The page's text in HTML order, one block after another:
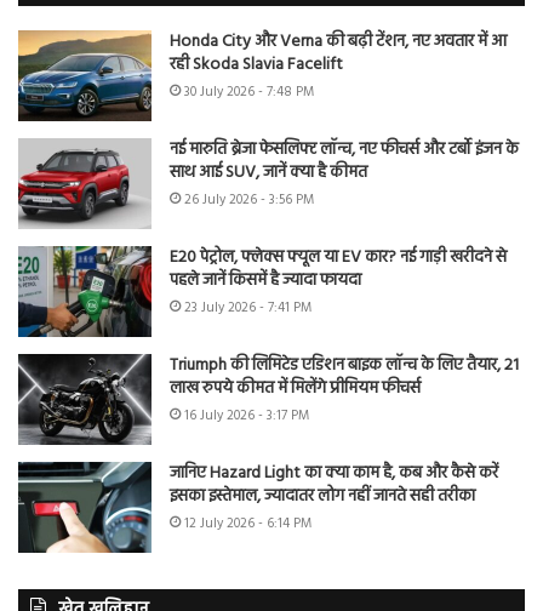
Honda City और Verna की बढ़ी टेंशन, नए अवतार में आ
रही Skoda Slavia Facelift
30 July 2026 - 7:48 PM
नई मारुति ब्रेजा फेसलिफ्ट लॉन्च, नए फीचर्स और टर्बो इंजन के
साथ आई SUV, जानें क्या है कीमत
26 July 2026 - 3:56 PM
E20 पेट्रोल, फ्लेक्स फ्यूल या EV कार? नई गाड़ी खरीदने से
पहले जानें किसमें है ज्यादा फायदा
23 July 2026 - 7:41 PM
Triumph की लिमिटेड एडिशन बाइक लॉन्च के लिए तैयार, 21
लाख रुपये कीमत में मिलेंगे प्रीमियम फीचर्स
16 July 2026 - 3:17 PM
जानिए Hazard Light का क्या काम है, कब और कैसे करें
इसका इस्तेमाल, ज्यादातर लोग नहीं जानते सही तरीका
12 July 2026 - 6:14 PM